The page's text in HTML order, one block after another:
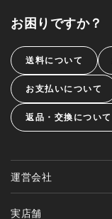
お困りですか？
送料について
お支払いについて
返品・交換について
運営会社
実店舗